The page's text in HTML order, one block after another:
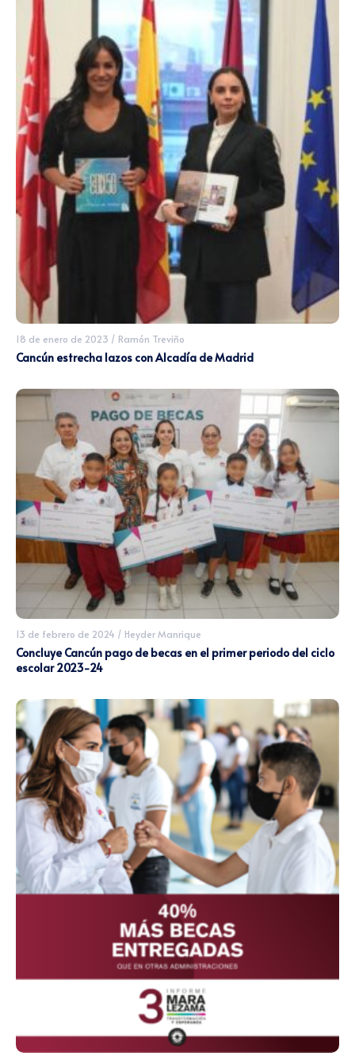
18 de enero de 2023 / Ramón Treviño
Cancún estrecha lazos con Alcadía de Madrid
13 de febrero de 2024 / Heyder Manrique
Concluye Cancún pago de becas en el primer periodo del ciclo
escolar 2023-24